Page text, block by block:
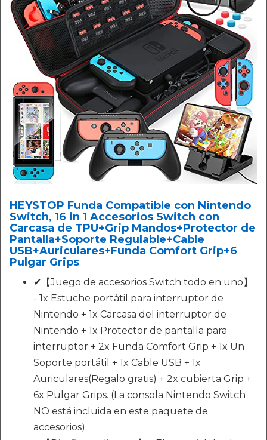
HEYSTOP Funda Compatible con Nintendo
Switch, 16 in 1 Accesorios Switch con
Carcasa de TPU+Grip Mandos+Protector de
Pantalla+Soporte Regulable+Cable
USB+Auriculares+Funda Comfort Grip+6
Pulgar Grips
✔【Juego de accesorios Switch todo en uno】
- 1x Estuche portátil para interruptor de
Nintendo + 1x Carcasa del interruptor de
Nintendo + 1x Protector de pantalla para
interruptor + 2x Funda Comfort Grip + 1x Un
Soporte portátil + 1x Cable USB + 1x
Auriculares(Regalo gratis) + 2x cubierta Grip +
6x Pulgar Grips. (La consola Nintendo Switch
NO está incluida en este paquete de
accesorios)